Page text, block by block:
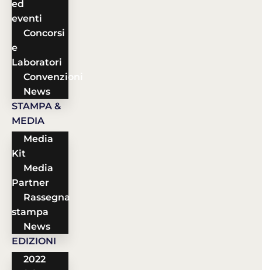
ed
eventi
Concorsi
e
Laboratori
Convenzioni
News
STAMPA &
MEDIA
Media
Kit
Media
Partner
Rassegna
stampa
News
EDIZIONI
2022